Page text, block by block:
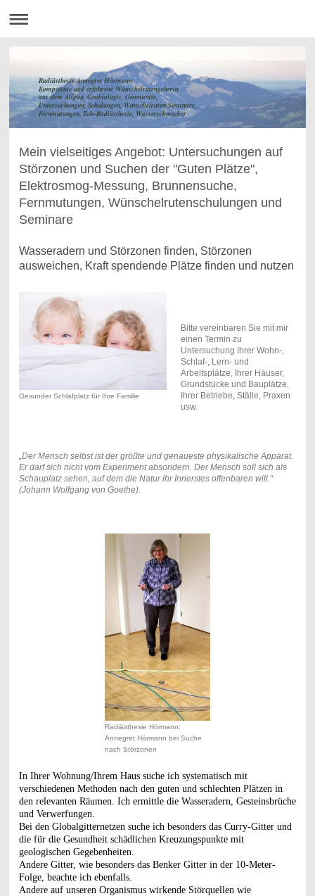
Radiästhesie Annegret Hörmann
Kompetente und erfahrene Wünschelrutengeherin
aus dem Allgäu, Geobiologie, Geomantie,
Untersuchungen, Schulungen, Wünschelruten-Seminare,
Fernmutungen, Tele-Radiästhesie, Wasserschmecker
Mein vielseitiges Angebot: Untersuchungen auf
Störzonen und Suchen der "Guten Plätze",
Elektrosmog-Messung, Brunnensuche,
Fernmutungen, Wünschelrutenschulungen und
Seminare
Wasseradern und Störzonen finden, Störzonen
ausweichen, Kraft spendende Plätze finden und nutzen
Gesunder Schlafplatz für Ihre Familie
Bitte vereinbaren Sie mit mir
einen Termin zu
Untersuchung Ihrer Wohn-,
Schlaf-, Lern- und
Arbeitsplätze, Ihrer Häuser,
Grundstücke und Bauplätze,
Ihrer Betriebe, Ställe, Praxen
usw.
„Der Mensch selbst ist der größte und genaueste physikalische Apparat.
Er darf sich nicht vom Experiment absondern. Der Mensch soll sich als
Schauplatz sehen, auf dem die Natur ihr Innerstes offenbaren will.“
(Johann Wolfgang von Goethe).
Radiästhesie Hörmann:
Annegret Hörmann bei Suche
nach Störzonen
In Ihrer Wohnung/Ihrem Haus suche ich systematisch mit
verschiedenen Methoden nach den guten und schlechten Plätzen in
den relevanten Räumen. Ich ermittle die Wasseradern, Gesteinsbrüche
und Verwerfungen.
Bei den Globalgitternetzen suche ich besonders das Curry-Gitter und
die für die Gesundheit schädlichen Kreuzungspunkte mit
geologischen Gegebenheiten.
Andere Gitter, wie besonders das Benker Gitter in der 10-Meter-
Folge, beachte ich ebenfalls.
Andere auf unseren Organismus wirkende Störquellen wie